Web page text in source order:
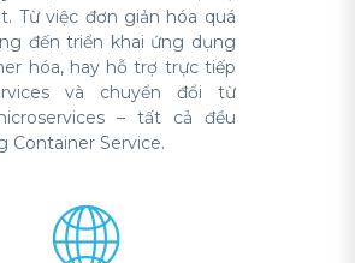
Từ việc đơn giản hóa quá
đến triển khai ứng dụng
hóa, hay hỗ trợ trực tiếp
và chuyển đổi từ
– tất cả đều
Container Service.